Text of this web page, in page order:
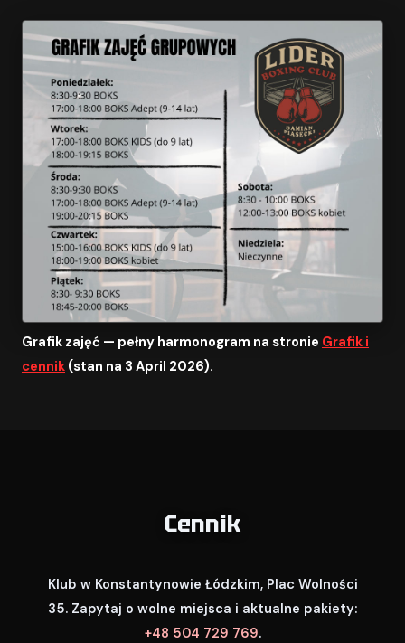
Grafik zajęć — pełny harmonogram na stronie Grafik i
cennik (stan na 3 April 2026).
Cennik
Klub w Konstantynowie Łódzkim, Plac Wolności
35. Zapytaj o wolne miejsca i aktualne pakiety:
+48 504 729 769.